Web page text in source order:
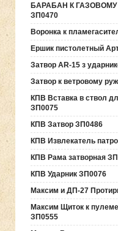
БАРАБАН К ГАЗОВОМУ
ЗП0470
Воронка к
Ершик пистолетный
Затвор AR-15 з
Затвор к ветровому
КПВ Вставка в ствол
ЗП0075
КПВ Затвор ЗП0486
КПВ Извлекатель
КПВ Рама затворная
КПВ Ударник ЗП0076
Максим и ДП-27
Максим Щиток к
ЗП0555